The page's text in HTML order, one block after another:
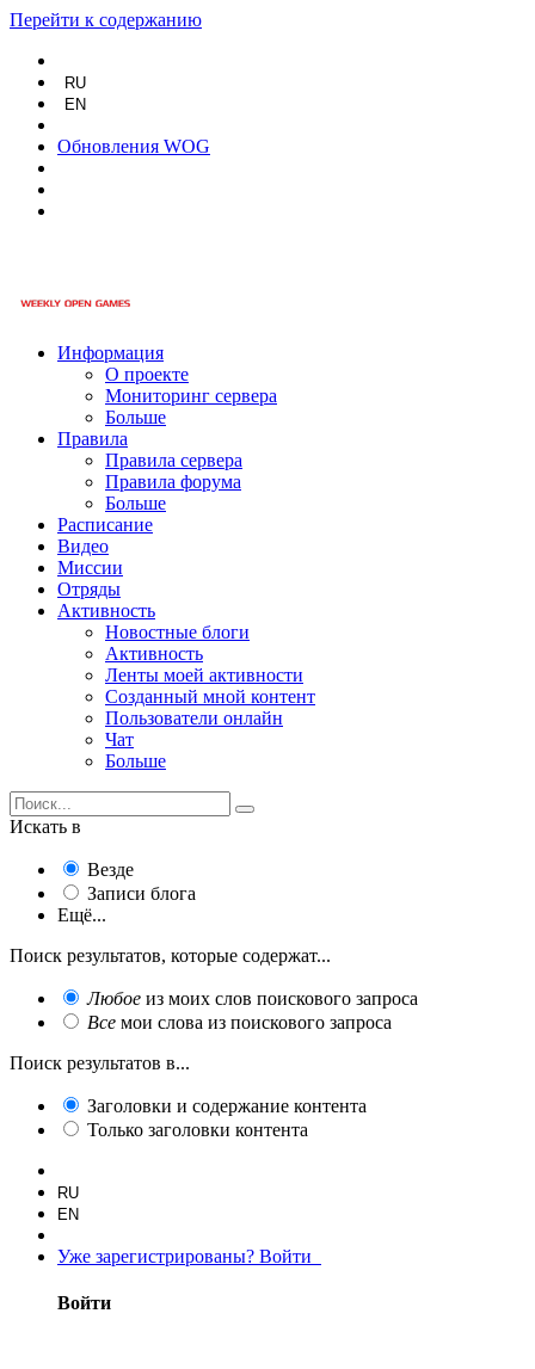
Перейти к содержанию
RU
EN
Обновления WOG
Информация
О проекте
Мониторинг сервера
Больше
Правила
Правила сервера
Правила форума
Больше
Расписание
Видео
Миссии
Отряды
Активность
Новостные блоги
Активность
Ленты моей активности
Созданный мной контент
Пользователи онлайн
Чат
Больше
Искать в
Везде
Записи блога
Ещё...
Поиск результатов, которые содержат...
Любое из моих слов поискового запроса
Все мои слова из поискового запроса
Поиск результатов в...
Заголовки и содержание контента
Только заголовки контента
RU
EN
Уже зарегистрированы? Войти
Войти